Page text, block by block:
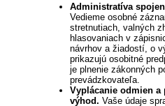
Administratíva
Vedieme osobné
stretnutiach, valných
hlasovaniach v
návrhov a žiadostí, o
prikazujú osobitné
je plnenie zákonných
prevádzkovateľa.
Vyplácanie odmien
výhod. Vaše údaje